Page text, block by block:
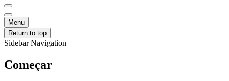
Menu
Return to top
Sidebar Navigation
Começar